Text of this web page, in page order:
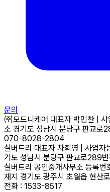
문의
㈜모드니케어 대표자 박민찬 사
소 경기도 성남시 분당구 판교
070-8028-2804
실버트리 대표자 차희영 사업자
기도 성남시 분당구 판교로289
실버트리 공인중개사무소 등록번
재지 경기도 광주시 초월읍 현산
전화 : 1533-8517